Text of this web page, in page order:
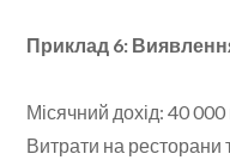
Приклад 6:
Місячний дохід: 40 000
Витрати на ресторани